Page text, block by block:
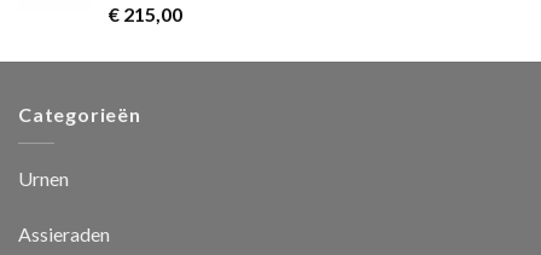
Rated5.00
out of 5
€ 215,00
Categorieën
Urnen
Assieraden